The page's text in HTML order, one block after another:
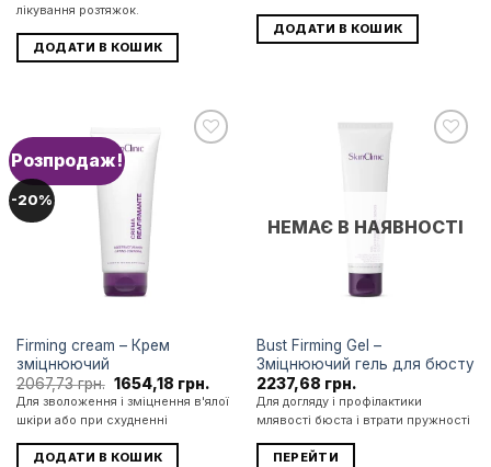
лікування розтяжок.
ДОДАТИ В КОШИК
ДОДАТИ В КОШИК
Розпродаж!
-20%
Firming cream – Крем
зміцнюючий
2067,73грн. Оригінальна
ціна:
2067,73 грн..
1654,18 грн.Поточна
ціна:
1654,18 грн..
Для зволоження і зміцнення в'ялої
шкіри або при схудненні
ДОДАТИ В КОШИК
НЕМАЄ В НАЯВНОСТІ
Bust Firming Gel –
Зміцнюючий гель для бюсту
2237,68 грн.
Для догляду і профілактики
млявості бюста і втрати пружності
ПЕРЕЙТИ